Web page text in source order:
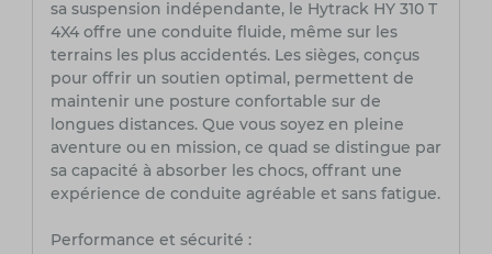
sa suspension indépendante, le Hytrack HY 310 T
4X4 offre une conduite fluide, même sur les
terrains les plus accidentés. Les sièges, conçus
pour offrir un soutien optimal, permettent de
maintenir une posture confortable sur de
longues distances. Que vous soyez en pleine
aventure ou en mission, ce quad se distingue par
sa capacité à absorber les chocs, offrant une
expérience de conduite agréable et sans fatigue.
Performance et sécurité :